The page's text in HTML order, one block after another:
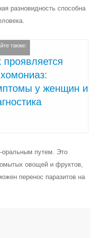
разновидность способна
также:
проявляется
у женщин и
оральным путем. Это
овощей и фруктов,
перенос паразитов на